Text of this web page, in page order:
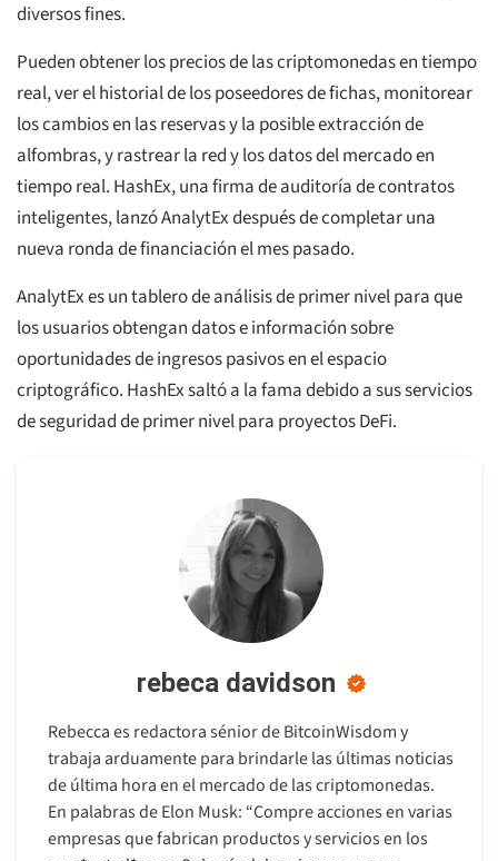
diversos fines.
Pueden obtener los precios de las criptomonedas en tiempo
real, ver el historial de los poseedores de fichas, monitorear
los cambios en las reservas y la posible extracción de
alfombras, y rastrear la red y los datos del mercado en
tiempo real. HashEx, una firma de auditoría de contratos
inteligentes, lanzó AnalytEx después de completar una
nueva ronda de financiación el mes pasado.
AnalytEx es un tablero de análisis de primer nivel para que
los usuarios obtengan datos e información sobre
oportunidades de ingresos pasivos en el espacio
criptográfico. HashEx saltó a la fama debido a sus servicios
de seguridad de primer nivel para proyectos DeFi.
rebeca davidson
Rebecca es redactora sénior de BitcoinWisdom y
trabaja arduamente para brindarle las últimas noticias
de última hora en el mercado de las criptomonedas.
En palabras de Elon Musk: “Compre acciones en varias
empresas que fabrican productos y servicios en los